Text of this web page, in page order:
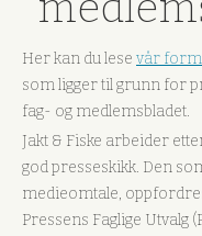
Her kan du lese vår
som ligger til grunn for
fag- og medlemsbladet.
Jakt & Fiske arbeider
god presseskikk. Den
medieomtale,
Pressens Faglige Utvalg